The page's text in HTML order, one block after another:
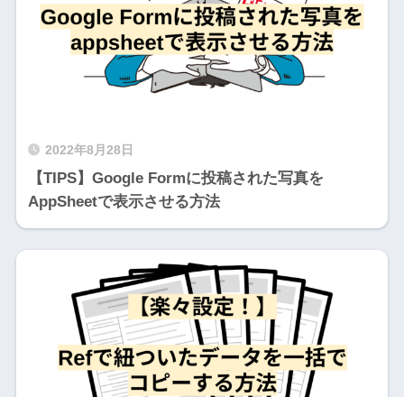
2022年8月28日
【TIPS】Google Formに投稿された写真を
AppSheetで表示させる方法